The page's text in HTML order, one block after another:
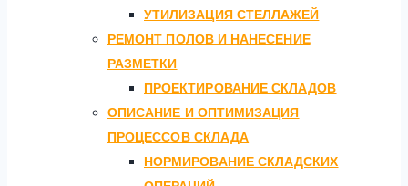
УТИЛИЗАЦИЯ СТЕЛЛАЖЕЙ
РЕМОНТ ПОЛОВ И НАНЕСЕНИЕ
РАЗМЕТКИ
ПРОЕКТИРОВАНИЕ СКЛАДОВ
ОПИСАНИЕ И ОПТИМИЗАЦИЯ
ПРОЦЕССОВ СКЛАДА
НОРМИРОВАНИЕ СКЛАДСКИХ